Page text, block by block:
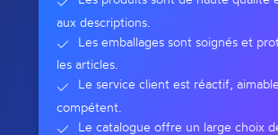
aux descriptions.
Les emballages sont soignés et
les articles.
Le service client est réactif,
compétent.
Le catalogue offre un large choix